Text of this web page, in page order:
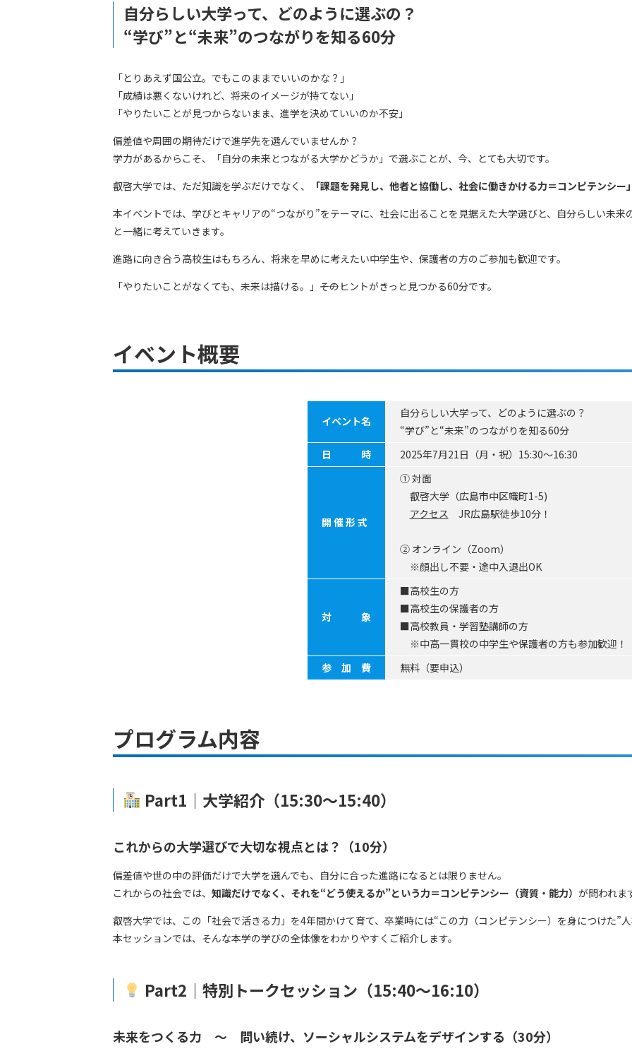
自分らしい大学って、どのように選ぶの？
“学び”と“未来”のつながりを知る60分
「とりあえず国公立。でもこのままでいいのかな？」
「成績は悪くないけれど、将来のイメージが持てない」
「やりたいことが見つからないまま、進学を決めていいのか不安」
偏差値や周囲の期待だけで進学先を選んでいませんか？
学力があるからこそ、「自分の未来とつながる大学かどうか」で選ぶことが、今、とても大切です。
叡啓大学では、ただ知識を学ぶだけでなく、
「課題を発見し、他者と協働し、社会に働きかける力＝コンピテンシー
本イベントでは、学びとキャリアの“つながり”をテーマに、社会に出ることを見据えた大学選びと、自分らしい未
と一緒に考えていきます。
進路に向き合う高校生はもちろん、将来を早めに考えたい中学生や、保護者の方のご参加も歓迎です。
「やりたいことがなくても、未来は描ける。」――そのヒントがきっと見つかる60分です。
イベント概要
イベント名
自分らしい大学って、どのように選ぶの？
“学び”と“未来”のつながりを知る60分
日 時
2025年7月21日（月・祝）15:30～16:30
開 催 形 式
① 対面
叡啓大学（広島市中区幟町1-5)
アクセス JR広島駅徒歩10分！
② オンライン（Zoom）
※顔出し不要・途中入退出OK
対 象
■高校生の方
■高校生の保護者の方
■高校教員・学習塾講師の方
※中高一貫校の中学生や保護者の方も参加歓迎！
参 加 費
無料（要申込）
プログラム内容
Part1｜大学紹介（15:30～15:40）
これからの大学選びで大切な視点とは？（10分）
偏差値や世の中の評価だけで大学を選んでも、自分に合った進路になるとは限りません。
これからの社会では、 知識だけでなく、それを“どう使えるか”という力＝コンピテンシー（資質・能力） が問われま
叡啓大学では、この「社会で活きる力」を4年間かけて育て、卒業時には“この力（コンピテンシー）を身につけた”
本セッションでは、そんな本学の学びの全体像をわかりやすくご紹介します。
Part2｜特別トークセッション（15:40～16:10）
未来をつくる力 ～ 問い続け、ソーシャルシステムをデザインする（30分）